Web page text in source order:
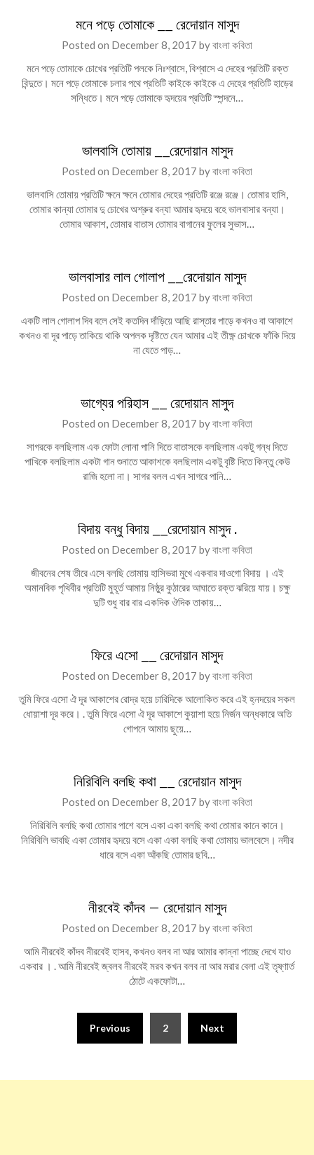
মনে পড়ে তোমাকে __ রেদোয়ান মাসুদ
Posted on December 8, 2017 byবাংলা কবিতা
মনে পড়ে তোমাকে চোখের প্রতিটি পলকে নিঃশ্বাসে, বিশ্বাসে এ দেহের প্রতিটি রক্ত
বিন্দুতে। মনে পড়ে তোমাকে চলার পথে প্রতিটি কাইকে কাইকে এ দেহের প্রতিটি হাড়ের
সন্ধিতে। মনে পড়ে তোমাকে হৃদয়ের প্রতিটি স্পন্দনে…
ভালবাসি তোমায় __রেদোয়ান মাসুদ
Posted on December 8, 2017 byবাংলা কবিতা
ভালবাসি তোমায় প্রতিটি ক্ষনে ক্ষনে তোমার দেহের প্রতিটি রঞ্জে রঞ্জে। তোমার হাসি,
তোমার কান্যা তোমার দু চোখের অশ্রুর বন্যা আমার হৃদয়ে বহে ভালবাসার বন্যা।
তোমার আকাশ, তোমার বাতাস তোমার বাগানের ফুলের সুভাস…
ভালবাসার লাল গোলাপ __রেদোয়ান মাসুদ
Posted on December 8, 2017 byবাংলা কবিতা
একটি লাল গোলাপ দিব বলে সেই কতদিন দাঁড়িয়ে আছি রাস্তার পাড়ে কখনও বা আকাশে
কখনও বা দূর পাড়ে তাকিয়ে থাকি অপলক দৃষ্টিতে যেন আমার এই তীক্ষ্ণ চোখকে ফাঁকি দিয়ে
না যেতে পাড়…
ভাগ্যের পরিহাস __ রেদোয়ান মাসুদ
Posted on December 8, 2017 byবাংলা কবিতা
সাগরকে বলছিলাম এক ফোটা লোনা পানি দিতে বাতাসকে বলছিলাম একটু গন্ধ দিতে
পাখিকে বলছিলাম একটা গান শুনাতে আকাশকে বলছিলাম একটু বৃষ্টি দিতে কিন্তু কেউ
রাজি হলো না। সাগর বলল এখন সাগরে পানি…
বিদায় বন্ধু বিদায় __রেদোয়ান মাসুদ .
Posted on December 8, 2017 byবাংলা কবিতা
জীবনের শেষ তীরে এসে বলছি তোমায় হাসিভরা মুখে একবার দাওগো বিদায় । এই
অমানবিক পৃথিবীর প্রতিটি মুহূর্ত আমায় নিষ্ঠুর কুঠারের আঘাতে রক্ত ঝরিয়ে যায়। চক্ষু
দুটি শুধু বার বার একদিক ঔদিক তাকায়…
ফিরে এসো __ রেদোয়ান মাসুদ
Posted on December 8, 2017 byবাংলা কবিতা
তুমি ফিরে এসো ঐ দূর আকাশের রোদ্র হয়ে চারিদিকে আলোকিত করে এই হ্নদয়ের সকল
ধোয়াশা দূর করে। . তুমি ফিরে এসো ঐ দূর আকাশে কুয়াশা হয়ে নির্জন অন্ধকারে অতি
গোপনে আমায় ছুয়ে…
নিরিবিলি বলছি কথা __ রেদোয়ান মাসুদ
Posted on December 8, 2017 byবাংলা কবিতা
নিরিবিলি বলছি কথা তোমার পাশে বসে একা একা বলছি কথা তোমার কানে কানে।
নিরিবিলি ভাবছি একা তোমার হৃদয়ে বসে একা একা বলছি কথা তোমায় ভালবেসে। নদীর
ধারে বসে একা আঁকছি তোমার ছবি…
নীরবেই কাঁদব – রেদোয়ান মাসুদ
Posted on December 8, 2017 byবাংলা কবিতা
আমি নীরবেই কাঁদব নীরবেই হাসব, কখনও বলব না আর আমার কান্না পাচ্ছে দেখে যাও
একবার । . আমি নীরবেই জ্বলব নীরবেই মরব কখন বলব না আর মরার বেলা এই তৃষ্ণার্ত
ঠোটে একফোটা…
pagination
Previous 2 Next